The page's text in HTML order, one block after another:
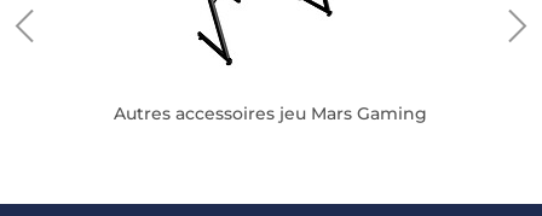
Autres accessoires jeu Mars Gaming